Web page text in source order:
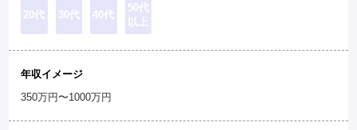
20代 30代 40代
50代
以上
年収イメージ
350万円〜1000万円